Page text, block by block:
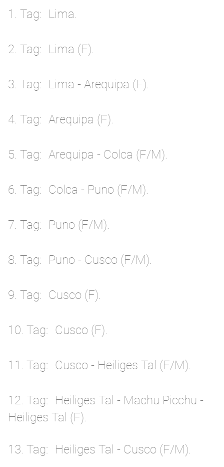
1. Tag Lima.
2. Tag Lima (F).
3. Tag Lima - Arequipa (F).
4. Tag Arequipa (F).
5. Tag Arequipa - Colca (F/M).
6. Tag Colca - Puno (F/M).
7. Tag Puno (F/M).
8. Tag Puno - Cusco (F/M).
9. Tag Cusco (F).
10. Tag Cusco (F).
11. Tag Cusco - Heiliges Tal (F/M).
12. Tag
Heiliges Tal - Machu Picchu -
Heiliges Tal (F).
13. Tag Heiliges Tal - Cusco (F/M).